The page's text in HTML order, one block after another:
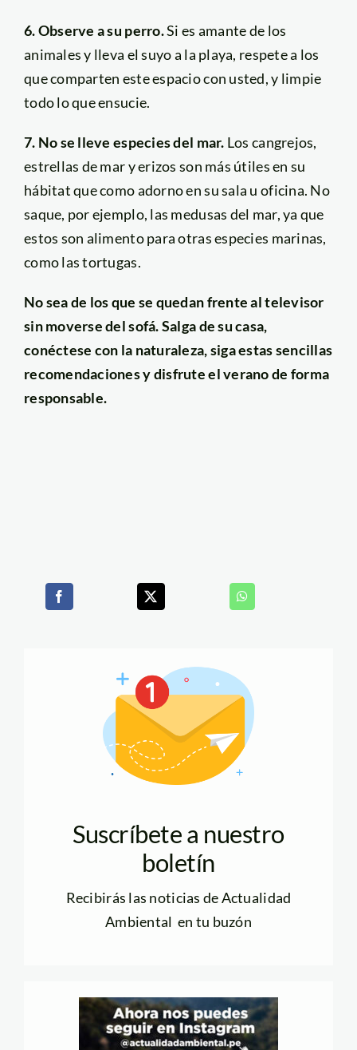
6. Observe a su perro.Si es amante de los
animales y lleva el suyo a la playa, respete a los
que comparten este espacio con usted, y limpie
todo lo que ensucie.
7. No se lleve especies del mar. Los cangrejos,
estrellas de mar y erizos son más útiles en su
hábitat que como adorno en su sala u oficina. No
saque, por ejemplo, las medusas del mar, ya que
estos son alimento para otras especies marinas,
como las tortugas.
No sea de los que se quedan frente al televisor
sin moverse del sofá. Salga de su casa,
conéctese con la naturaleza, siga estas sencillas
recomendaciones y disfrute el verano de forma
responsable.
Suscríbete a nuestro
boletín
Recibirás las noticias de Actualidad
Ambiental en tu buzón